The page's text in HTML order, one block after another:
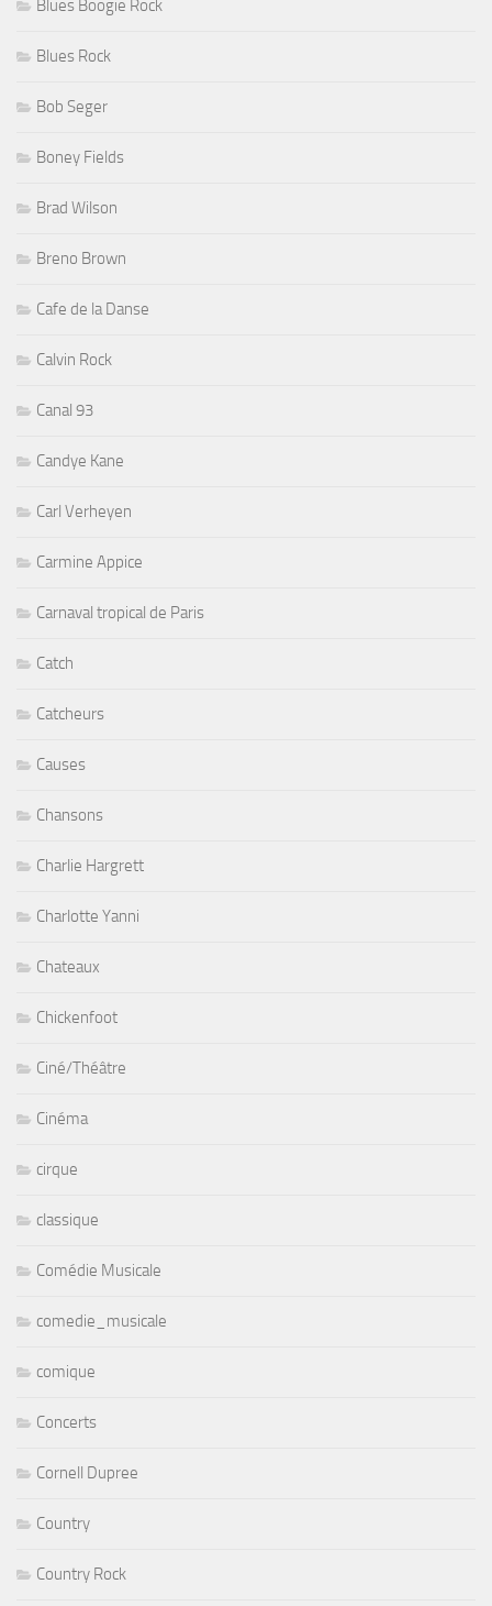
Blues Boogie Rock
Blues Rock
Bob Seger
Boney Fields
Brad Wilson
Breno Brown
Cafe de la Danse
Calvin Rock
Canal 93
Candye Kane
Carl Verheyen
Carmine Appice
Carnaval tropical de Paris
Catch
Catcheurs
Causes
Chansons
Charlie Hargrett
Charlotte Yanni
Chateaux
Chickenfoot
Ciné/Théâtre
Cinéma
cirque
classique
Comédie Musicale
comedie_musicale
comique
Concerts
Cornell Dupree
Country
Country Rock